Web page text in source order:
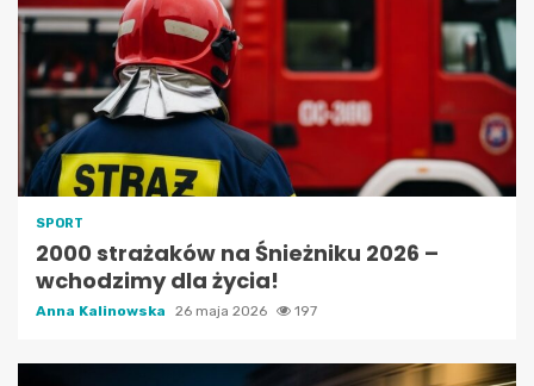
SPORT
2000 strażaków na Śnieżniku 2026 –
wchodzimy dla życia!
Anna Kalinowska 26 maja 2026 197